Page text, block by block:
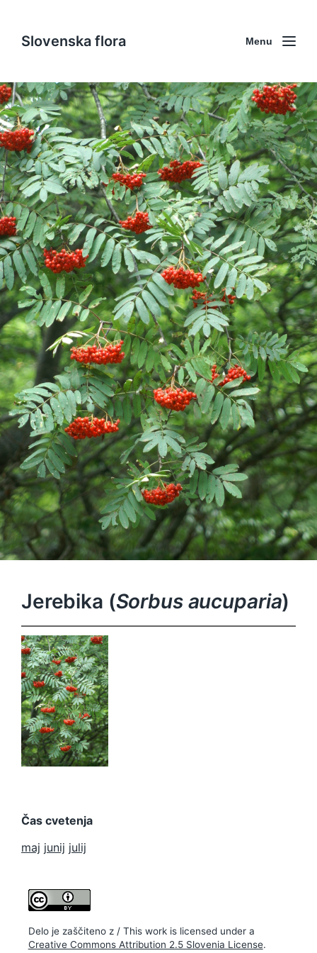
Slovenska flora Menu
Jerebika (Sorbus aucuparia)
Sorbus
aucuparia
Čas cvetenja
maj junij julij
Delo je zaščiteno z / This work is licensed under a
Creative Commons Attribution 2.5 Slovenia License.